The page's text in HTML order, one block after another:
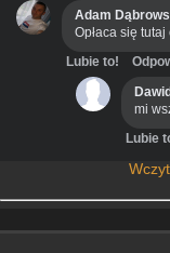
Adam
Opłaca się
Lubie to!
mi
Lubie